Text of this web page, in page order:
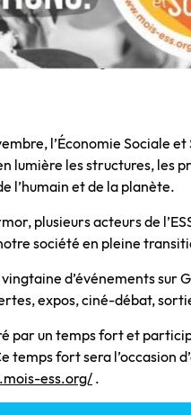
l’Économie Sociale
lumière les structures, les
l’humain et de la planète.
plusieurs acteurs de
société en pleine
vingtaine d’événements
expos, ciné-débat,
par un temps fort et
temps fort sera
ess.org/ .